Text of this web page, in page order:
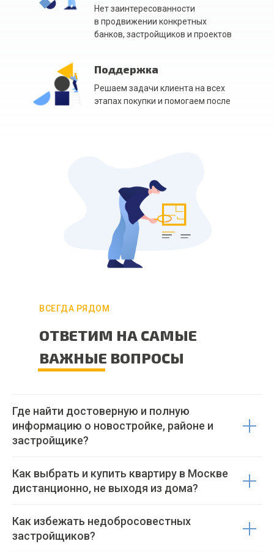
Поддержка
Нет заинтересованности
в продвижении конкретных
банков, застройщиков и проектов
Решаем задачи клиента на всех
этапах покупки и помогаем после
ОТВЕТИМ НА САМЫЕ
ВАЖНЫЕ ВОПРОСЫ
ВСЕГДА РЯДОМ
Где найти достоверную и полную
информацию о новостройке, районе и
застройщике?
Как выбрать и купить квартиру в Москве
дистанционно, не выходя из дома?
Как избежать недобросовестных
застройщиков?